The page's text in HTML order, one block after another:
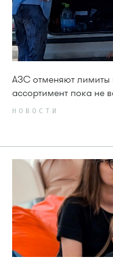
АЗС отменяют
ассортимент пока не
НОВОСТИ